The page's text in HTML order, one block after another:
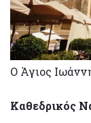
Ο Άγιος
Καθεδρικός